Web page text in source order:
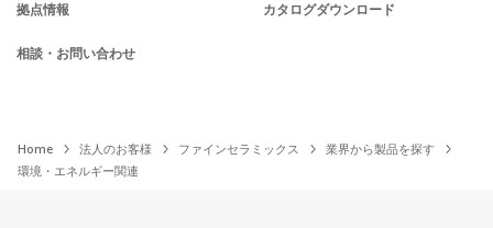
拠点情報 カタログダウンロード
相談・お問い合わせ
Home 法人のお客様 ファインセラミックス
業界から製品を探す
環境・エネルギー関連